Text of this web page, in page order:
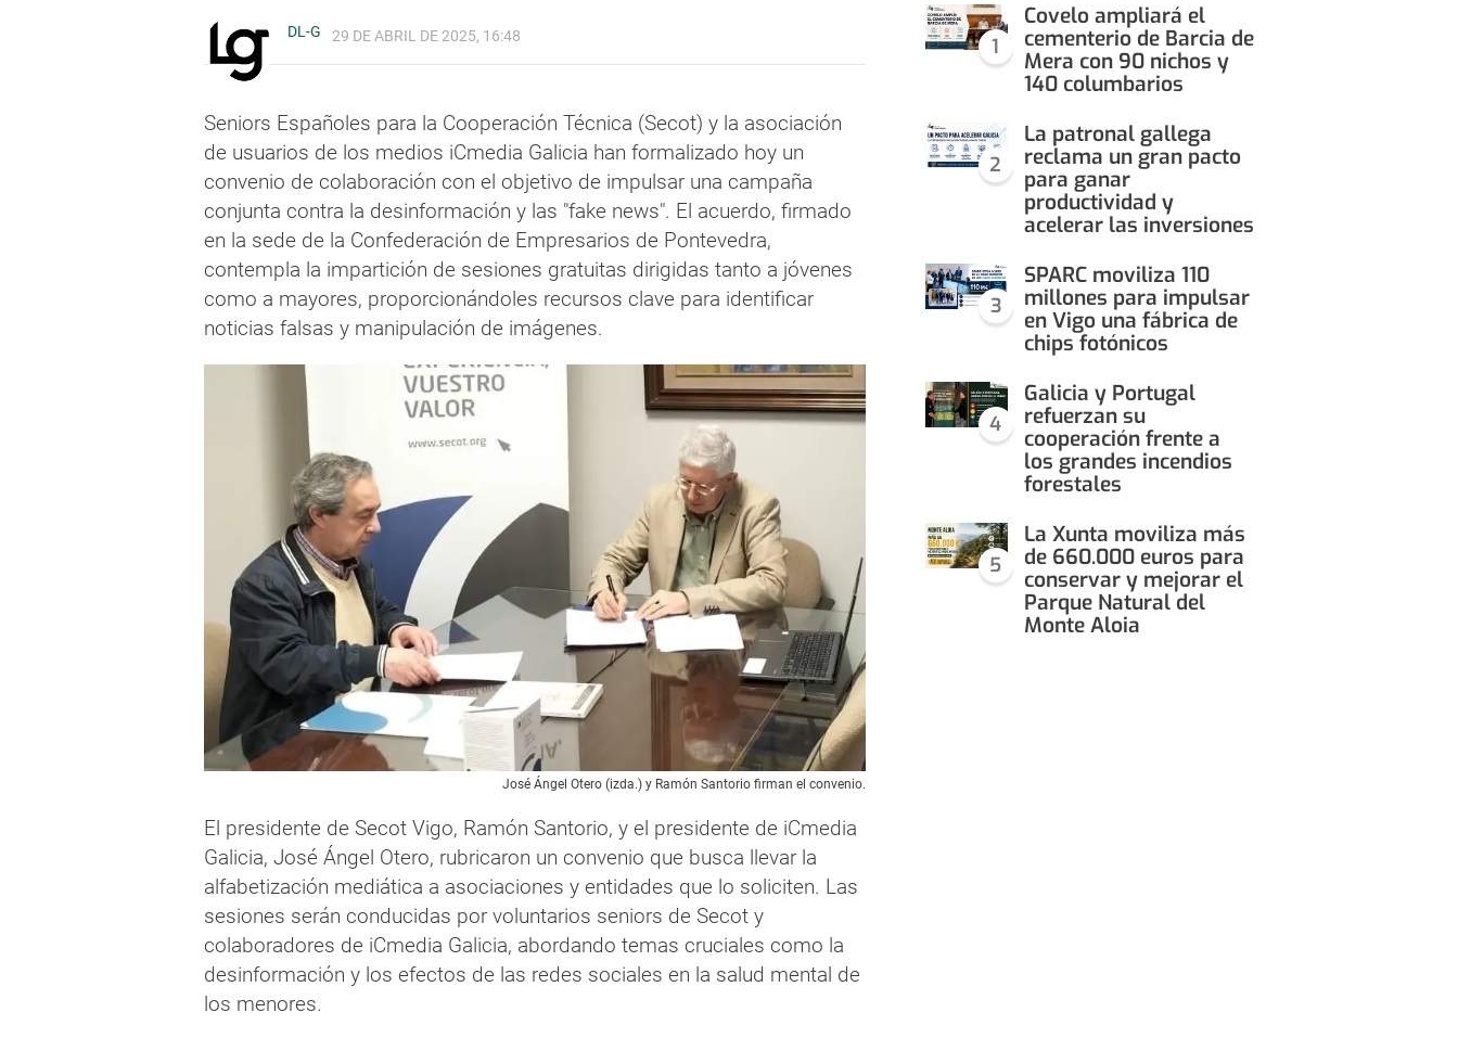
DL-G 29 DE ABRIL DE 2025, 16:48
Seniors Españoles para la Cooperación Técnica (Secot) y la asociación
de usuarios de los medios iCmedia Galicia han formalizado hoy un
convenio de colaboración con el objetivo de impulsar una campaña
conjunta contra la desinformación y las "fake news". El acuerdo, firmado
en la sede de la Confederación de Empresarios de Pontevedra,
contempla la impartición de sesiones gratuitas dirigidas tanto a jóvenes
como a mayores, proporcionándoles recursos clave para identificar
noticias falsas y manipulación de imágenes.
José Ángel Otero (izda.) y Ramón Santorio firman el convenio.
El presidente de Secot Vigo, Ramón Santorio, y el presidente de iCmedia
Galicia, José Ángel Otero, rubricaron un convenio que busca llevar la
alfabetización mediática a asociaciones y entidades que lo soliciten. Las
sesiones serán conducidas por voluntarios seniors de Secot y
colaboradores de iCmedia Galicia, abordando temas cruciales como la
desinformación y los efectos de las redes sociales en la salud mental de
los menores.
1
Covelo ampliará el
cementerio de Barcia de
Mera con 90 nichos y
140 columbarios
2
La patronal gallega
reclama un gran pacto
para ganar
productividad y
acelerar las inversiones
3
SPARC moviliza 110
millones para impulsar
en Vigo una fábrica de
chips fotónicos
4
Galicia y Portugal
refuerzan su
cooperación frente a
los grandes incendios
forestales
5
La Xunta moviliza más
de 660.000 euros para
conservar y mejorar el
Parque Natural del
Monte Aloia